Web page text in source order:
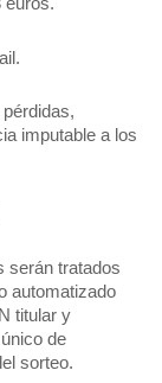
euros.
imputable a los
serán tratados
automatizado
titular y
de
sorteo.